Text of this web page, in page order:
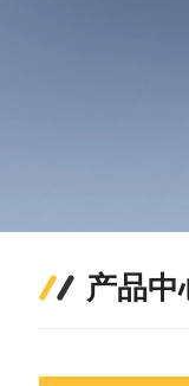
产品中